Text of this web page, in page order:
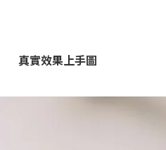
真實效果上手圖